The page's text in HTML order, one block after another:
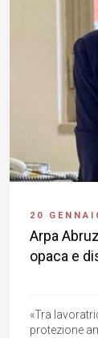
20
Arpa
opaca e
«Tra
protezione